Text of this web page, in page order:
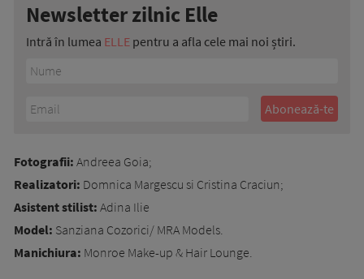
Newsletter zilnic Elle
Intră în lumea ELLE pentru a afla cele mai noi știri.
Fotografii: Andreea Goia;
Realizatori: Domnica Margescu si Cristina Craciun;
Asistent stilist: Adina Ilie
Model: Sanziana Cozorici/ MRA Models.
Manichiura: Monroe Make-up & Hair Lounge.